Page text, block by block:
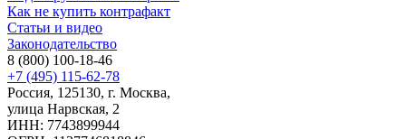
Как не купить контрафакт
Статьи и видео
Законодательство
8 (800) 100-18-46
+7 (495) 115-62-78
Россия, 125130, г. Москва,
улица Нарвская, 2
ИНН: 7743899944